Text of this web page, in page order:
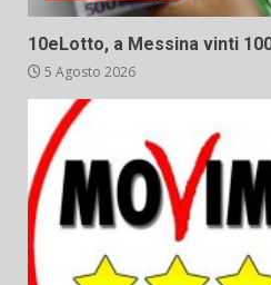
10eLotto, a Messina vinti
5 Agosto 2026